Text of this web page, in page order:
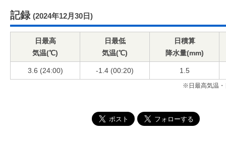
記録 (2024年12月30日)
日最高
気温(℃)
日最低
気温(℃)
日積算
降水量(mm)
3.6 (24:00) -1.4 (00:20) 1.5
※日最高気温・